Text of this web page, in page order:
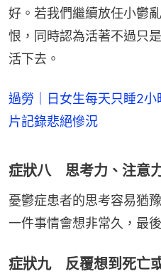
好。若我們繼續放任小鬱
恨，同時認為活著不過只
活下去。
過勞｜日女生每天只睡2
片記錄悲絕慘況
症狀八 思考力、注意
憂鬱症患者的思考容易猶
一件事情會想非常久，最
症狀九 反覆想到死亡